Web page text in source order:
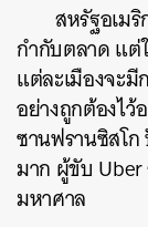
สหรัฐอเม
กำกับตลาดแต่
แต่ละเมืองจะ
อย่างถูกต้องไว้
ซานฟรานซิสโก
มาก ผู้ขับ Uber
มหาศาล